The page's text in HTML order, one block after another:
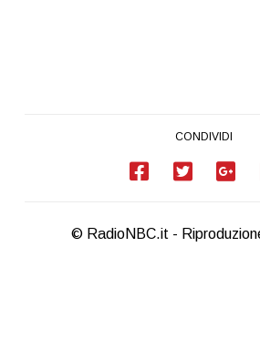
CONDIVIDI
© RadioNBC.it -